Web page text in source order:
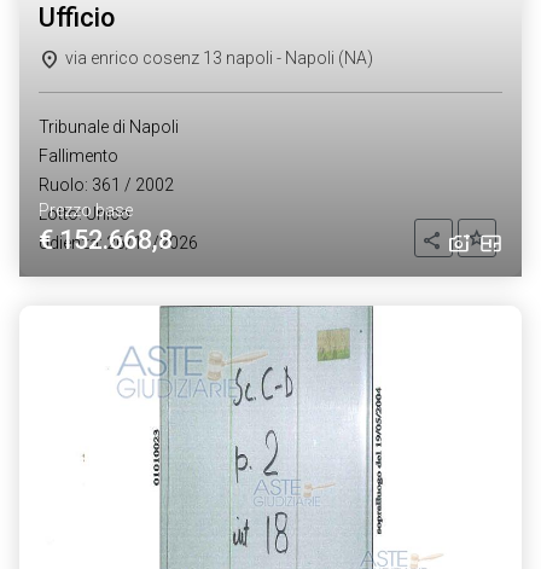
Prezzo base
€ 152.668,8
ufficio
via enrico cosenz 13 napoli - Napoli (NA)
Tribunale di Napoli
Fallimento
Ruolo: 361 / 2002
Lotto: Unico
Udienza: 26/11/2026
Condividi